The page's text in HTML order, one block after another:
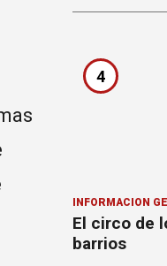
4
INFORMACION
El circo de
barrios